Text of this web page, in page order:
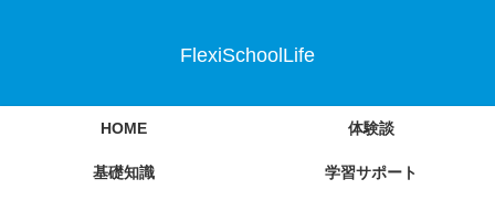
FlexiSchoolLife
HOME 体験談
基礎知識 学習サポート